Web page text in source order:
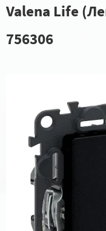
Valena Life
756306